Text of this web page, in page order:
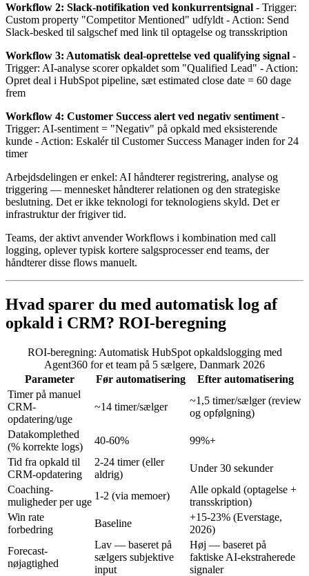
Workflow 2: Slack-notifikation ved konkurrentsignal - Trigger:
Custom property "Competitor Mentioned" udfyldt - Action: Send
Slack-besked til salgschef med link til optagelse og transskription
Workflow 3: Automatisk deal-oprettelse ved qualifying signal -
Trigger: AI-analyse scorer opkaldet som "Qualified Lead" - Action:
Opret deal i HubSpot pipeline, sæt estimated close date = 60 dage
frem
Workflow 4: Customer Success alert ved negativ sentiment -
Trigger: AI-sentiment = "Negativ" på opkald med eksisterende
kunde - Action: Eskalér til Customer Success Manager inden for 24
timer
Arbejdsdelingen er enkel: AI håndterer registrering, analyse og
triggering — mennesket håndterer relationen og den strategiske
beslutning. Det er ikke teknologi for teknologiens skyld. Det er
infrastruktur der frigiver tid.
Teams, der aktivt anvender Workflows i kombination med call
logging, oplever typisk kortere salgsprocesser end teams, der
håndterer disse flows manuelt.
Hvad sparer du med automatisk log af
opkald i CRM? ROI-beregning
ROI-beregning: Automatisk HubSpot opkaldslogging med
Agent360 for et team på 5 sælgere, Danmark 2026
Parameter
Før automatisering
Efter automatisering
Timer på manuel
CRM-
opdatering/uge
~14 timer/sælger
~1,5 timer/sælger (review
og opfølgning)
Datakomplethed
(% korrekte logs)
40-60%
99%+
Tid fra opkald til
CRM-opdatering
2-24 timer (eller
aldrig)
Under 30 sekunder
Coaching-
muligheder per uge
1-2 (via memoer)
Alle opkald (optagelse +
transskription)
Win rate
forbedring
Baseline
+15-23% (Everstage,
2026)
Forecast-
nøjagtighed
Lav — baseret på
sælgers subjektive
input
Høj — baseret på
faktiske AI-ekstraherede
signaler